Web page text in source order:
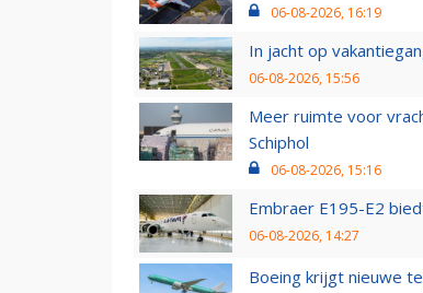
06-08-2026, 16:19
In jacht op
06-08-2026, 15:56
Meer ruimte voor
Schiphol
06-08-2026, 15:16
Embraer E195-E2
06-08-2026, 14:27
Boeing krijgt nieuwe